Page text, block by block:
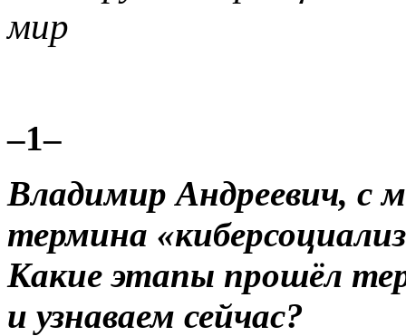
мир
–1–
Владимир Андреевич, с
термина
Какие этапы прошёл
и узнаваем сейчас?